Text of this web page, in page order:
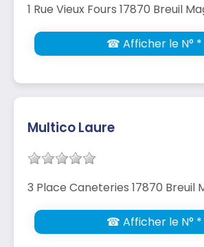
1 Rue Vieux Fours 17870 Breuil
☎ Afficher le N° *
Multico Laure
3 Place Caneteries 17870 Breuil
☎ Afficher le N° *